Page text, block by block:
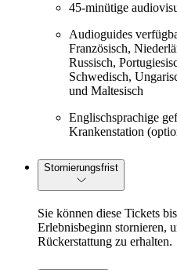
45-minütige
Audioguides
Französisch,
Russisch,
Schwedisch,
und Maltesisch
Englischsprachige
Krankenstation
Stornierungsfrist
Sie können diese Tickets
Erlebnisbeginn stornieren,
Rückerstattung zu erhalten.